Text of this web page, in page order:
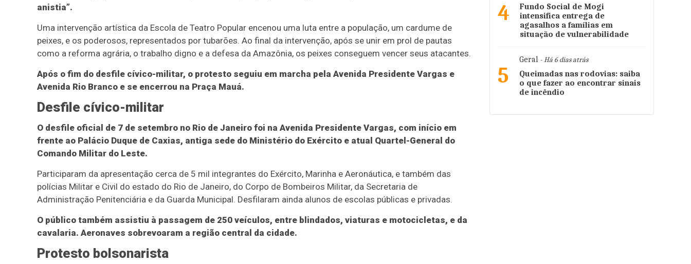
anistia”.
Uma intervenção artística da Escola de Teatro Popular encenou uma luta entre a população, um cardume de
peixes, e os poderosos, representados por tubarões. Ao final da intervenção, após se unir em prol de pautas
como a reforma agrária, o trabalho digno e a defesa da Amazônia, os peixes conseguem vencer seus atacantes.
Após o fim do desfile cívico-militar, o protesto seguiu em marcha pela Avenida Presidente Vargas e
Avenida Rio Branco e se encerrou na Praça Mauá.
Desfile cívico-militar
O desfile oficial de 7 de setembro no Rio de Janeiro foi na Avenida Presidente Vargas, com início em
frente ao Palácio Duque de Caxias, antiga sede do Ministério do Exército e atual Quartel-General do
Comando Militar do Leste.
Participaram da apresentação cerca de 5 mil integrantes do Exército, Marinha e Aeronáutica, e também das
polícias Militar e Civil do estado do Rio de Janeiro, do Corpo de Bombeiros Militar, da Secretaria de
Administração Penitenciária e da Guarda Municipal. Desfilaram ainda alunos de escolas públicas e privadas.
O público também assistiu à passagem de 250 veículos, entre blindados, viaturas e motocicletas, e da
cavalaria. Aeronaves sobrevoaram a região central da cidade.
Protesto bolsonarista
4
Fundo Social de Mogi
intensifica entrega de
agasalhos a famílias em
situação de vulnerabilidade
5
Geral - Há 6 dias atrás
Queimadas nas rodovias: saiba
o que fazer ao encontrar sinais
de incêndio